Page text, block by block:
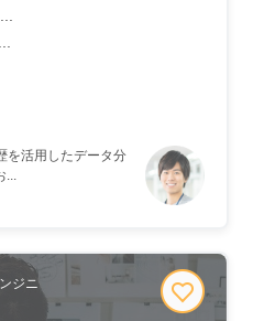
を活用したデータ分
ジニ